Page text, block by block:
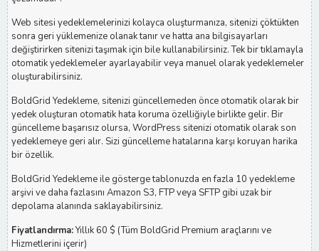
Web sitesi yedeklemelerinizi kolayca oluşturmanıza, sitenizi çöktükten
sonra geri yüklemenize olanak tanır ve hatta ana bilgisayarları
değiştirirken sitenizi taşımak için bile kullanabilirsiniz. Tek bir tıklamayla
otomatik yedeklemeler ayarlayabilir veya manuel olarak yedeklemeler
oluşturabilirsiniz.
BoldGrid Yedekleme, sitenizi güncellemeden önce otomatik olarak bir
yedek oluşturan otomatik hata koruma özelliğiyle birlikte gelir. Bir
güncelleme başarısız olursa, WordPress sitenizi otomatik olarak son
yedeklemeye geri alır. Sizi güncelleme hatalarına karşı koruyan harika
bir özellik.
BoldGrid Yedekleme ile gösterge tablonuzda en fazla 10 yedekleme
arşivi ve daha fazlasını Amazon S3, FTP veya SFTP gibi uzak bir
depolama alanında saklayabilirsiniz.
Fiyatlandırma:Yıllık 60 $ (Tüm BoldGrid Premium araçlarını ve
Hizmetlerini içerir)